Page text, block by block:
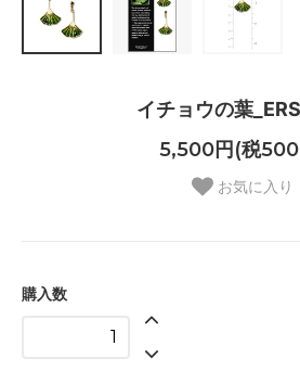
イチョウの葉
5,500円(税
お気に入り
購入数